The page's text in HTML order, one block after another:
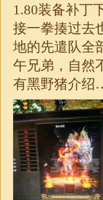
1.80装备补丁
接一拳揍过去
地的先遣队全
午兄弟，自然
有黑野猪介